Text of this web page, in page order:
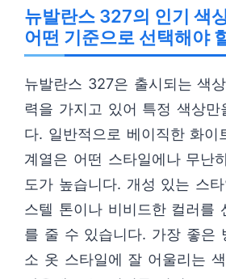
뉴발란스 327의 인기 색
어떤 기준으로 선택해야
뉴발란스 327은 출시되는 색
력을 가지고 있어 특정 색상만
다. 일반적으로 베이직한 화이
계열은 어떤 스타일에나 무난
도가 높습니다. 개성 있는 스
스텔 톤이나 비비드한 컬러를
를 줄 수 있습니다. 가장 좋은
소 옷 스타일에 잘 어울리는